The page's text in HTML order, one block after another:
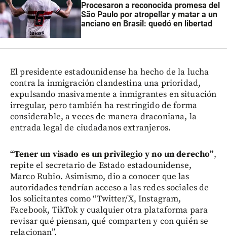
Procesaron a reconocida promesa del
São Paulo por atropellar y matar a un
anciano en Brasil: quedó en libertad
El presidente estadounidense ha hecho de la lucha
contra la inmigración clandestina una prioridad,
expulsando masivamente a inmigrantes en situación
irregular, pero también ha restringido de forma
considerable, a veces de manera draconiana, la
entrada legal de ciudadanos extranjeros.
“Tener un visado es un privilegio y no un derecho”,
repite el secretario de Estado estadounidense,
Marco Rubio. Asimismo, dio a conocer que las
autoridades tendrían acceso a las redes sociales de
los solicitantes como “Twitter/X, Instagram,
Facebook, TikTok y cualquier otra plataforma para
revisar qué piensan, qué comparten y con quién se
relacionan”.